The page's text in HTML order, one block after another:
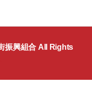
振興組合 All Rights